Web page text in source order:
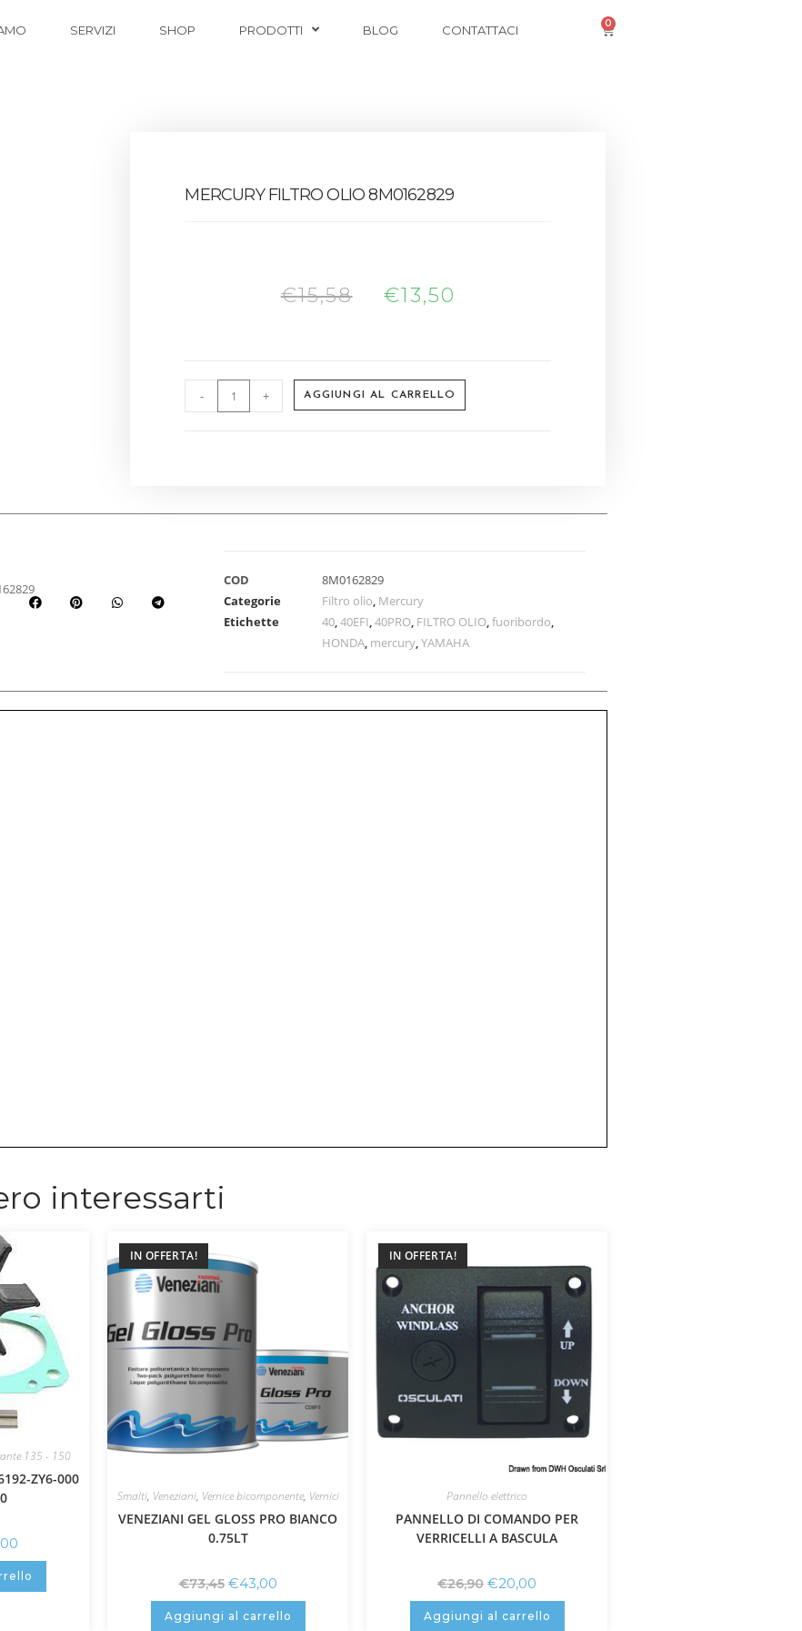
SERVIZI SHOP PRODOTTI BLOG CONTATTACI 0
MERCURY FILTRO OLIO 8M0162829
€15,58 €13,50
- + AGGIUNGI AL CARRELLO
COD
8M0162829
Categorie
Filtro olio, Mercury
Etichette
40,40EFI,40PRO, FILTRO OLIO,fuoribordo,
HONDA, mercury,YAMAHA
interessarti
135 - 150
ZY6-000
IN OFFERTA!
Smalti, Veneziani, Vernice bicomponente, Vernici
VENEZIANI GEL GLOSS PRO BIANCO
0.75LT
€73,45 €43,00
Aggiungi al carrello
IN OFFERTA!
Pannello elettrico
PANNELLO DI COMANDO PER
VERRICELLI A BASCULA
€26,90 €20,00
Aggiungi al carrello